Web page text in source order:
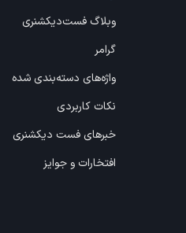
وبلاگ فست‌دیکشنری
گرامر
واژه‌های دسته‌بندی شده
نکات کاربردی
خبرهای فست دیکشنری
افتخارات و جوایز